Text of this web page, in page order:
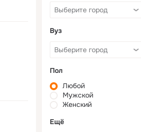
Вуз
Пол
Любой
Мужской
Женский
Ещё